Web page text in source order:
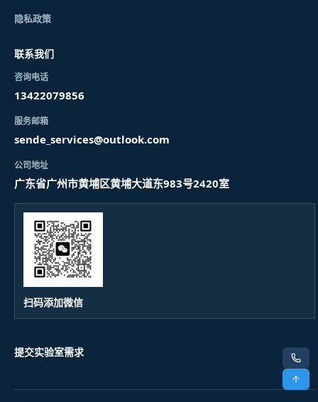
电话
顶部
隐私政策
联系我们
咨询电话
13422079856
服务邮箱
sende_services@outlook.com
公司地址
广东省广州市黄埔区黄埔大道东983号2420室
扫码添加微信
提交实验室需求